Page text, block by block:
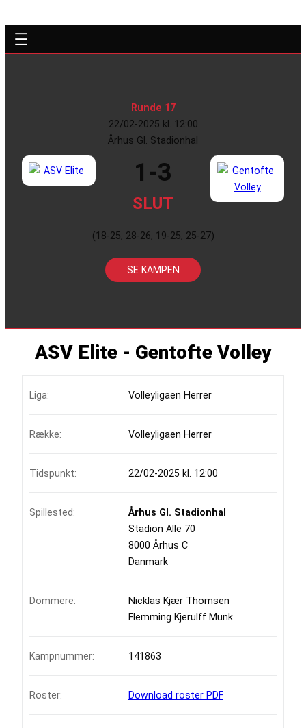
Runde 17
22/02-2025 kl. 12:00
Århus Gl. Stadionhal
1-3
SLUT
(18-25, 28-26, 19-25, 25-27)
SE KAMPEN
ASV Elite - Gentofte Volley
Liga: Volleyligaen Herrer
Række: Volleyligaen Herrer
Tidspunkt: 22/02-2025 kl. 12:00
Spillested:
Århus Gl. Stadionhal
Stadion Alle 70
8000 Århus C
Danmark
Dommere:
Nicklas Kjær Thomsen
Flemming Kjerulff Munk
Kampnummer: 141863
Roster: Download roster PDF